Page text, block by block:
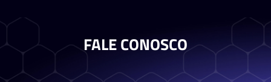
FALE CONOSCO